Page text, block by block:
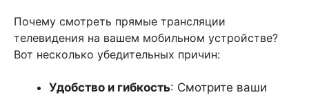
Почему смотреть прямые трансляции
телевидения на вашем мобильном устройстве?
Вот несколько убедительных причин:
Удобство и гибкость: Смотрите ваши